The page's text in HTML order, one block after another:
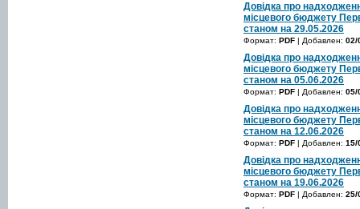
Довідка про
місцевого бюджету
станом на 29.05.2026
Формат: PDF | Добавлен: 02/
Довідка про
місцевого бюджету
станом на 05.06.2026
Формат: PDF | Добавлен: 05/
Довідка про
місцевого бюджету
станом на 12.06.2026
Формат: PDF | Добавлен: 15/
Довідка про
місцевого бюджету
станом на 19.06.2026
Формат: PDF | Добавлен: 25/